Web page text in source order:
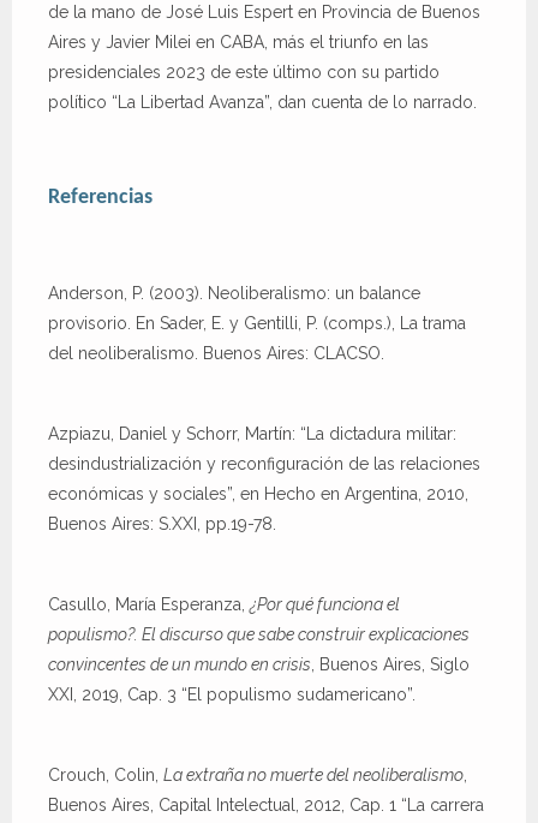
de la mano de José Luis Espert en Provincia de Buenos
Aires y Javier Milei en CABA, más el triunfo en las
presidenciales 2023 de este último con su partido
político “La Libertad Avanza”, dan cuenta de lo narrado.
Referencias
Anderson, P. (2003). Neoliberalismo: un balance
provisorio. En Sader, E. y Gentilli, P. (comps.), La trama
del neoliberalismo. Buenos Aires: CLACSO.
Azpiazu, Daniel y Schorr, Martín: “La dictadura militar:
desindustrialización y reconfiguración de las relaciones
económicas y sociales”, en Hecho en Argentina, 2010,
Buenos Aires: S.XXI, pp.19-78.
Casullo, María Esperanza, ¿Por qué funciona el
populismo?. El discurso que sabe construir explicaciones
convincentes de un mundo en crisis , Buenos Aires, Siglo
XXI, 2019, Cap. 3 “El populismo sudamericano”.
Crouch, Colin, La extraña no muerte del neoliberalismo
Buenos Aires, Capital Intelectual, 2012, Cap. 1 “La carrera